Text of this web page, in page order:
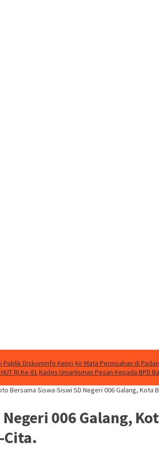
Publik Diskominfo Kepri Air Mata Perpisahan di
RI Ke-81 Kades Umarlisman Pesan Kepada BPD
Bersama Siswa-Siswi SD Negeri 006 Galang, Kota
006 Galang,
Cita.